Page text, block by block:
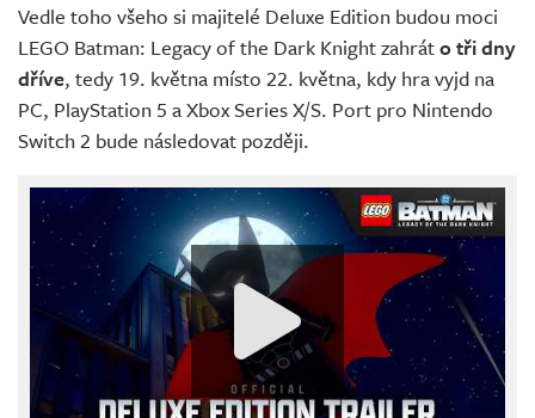
Vedle toho všeho si majitelé Deluxe Edition budou moci
LEGO Batman: Legacy of the Dark Knight zahráto tři dny
dříve, tedy 19. května místo 22. května, kdy hra vyjd na
PC, PlayStation 5 a Xbox Series X/S. Port pro Nintendo
Switch 2 bude následovat později.